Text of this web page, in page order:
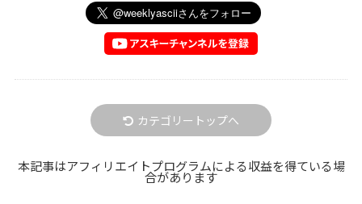
カテゴリートップへ
本記事はアフィリエイトプログラムによる収益を得ている場
合があります